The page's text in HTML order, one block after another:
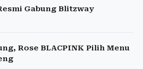
Gabung Blitzway
Rose BLACPINK Pilih Menu